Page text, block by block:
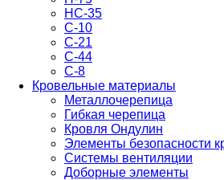
НС-35
С-10
С-21
С-44
С-8
Кровельные материалы
Металлочерепица
Гибкая черепица
Кровля Ондулин
Элементы безопасности
Системы вентиляции
Доборные элементы